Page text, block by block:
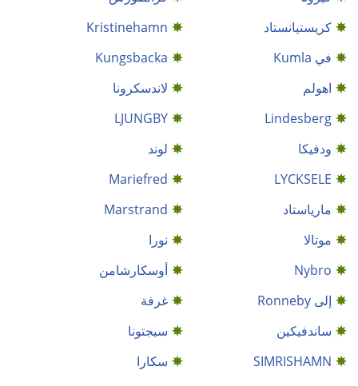
كريستيانستاد
Kristinehamn
في Kumla
Kungsbacka
اهولم
لاندسكرونا
Lindesberg
LJUNGBY
ودفيكا
لوند
LYCKSELE
Mariefred
مارياستاد
Marstrand
موتالا
نورا
Nybro
أوسكارشامن
إلى Ronneby
غرفة
ساندفيكين
سيجتونا
SIMRISHAMN
سكارا